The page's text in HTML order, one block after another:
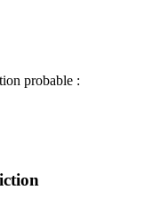
probable :